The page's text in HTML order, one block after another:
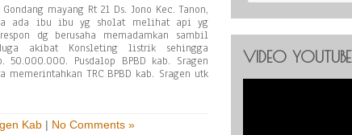
mayang Rt 21 Ds. Jono Kec. Tanon,
ada ibu ibu yg sholat melihat api yg
dg berusaha memadamkan sambil
akibat Konsleting listrik sehingga
Pusdalop BPBD kab. Sragen
TRC BPBD kab. Sragen utk
Kab | No Comments »
VIDEO YOUTUBE